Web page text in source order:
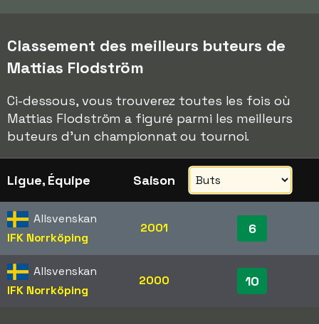
Classement des meilleurs buteurs de
Mattias Flodström
Ci-dessous, vous trouverez toutes les fois où
Mattias Flodström a figuré parmi les meilleurs
buteurs d'un championnat ou tournoi.
Ligue, Équipe Saison
Allsvenskan
IFK Norrköping
2001 6
Allsvenskan
IFK Norrköping
2000 10